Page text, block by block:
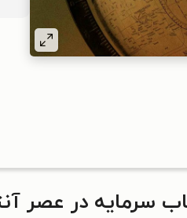
سرمایه در عصر